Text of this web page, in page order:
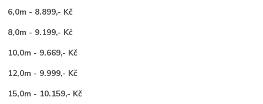
6,0m - 8.899,- Kč
8,0m - 9.199,- Kč
10,0m - 9.669,- Kč
12,0m - 9.999,- Kč
15,0m - 10.159,- Kč